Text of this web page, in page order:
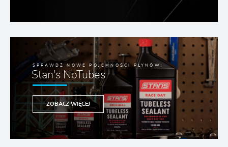
SPRAWDŹ NOWE POJEMNOŚCI PŁYNÓW:
Stan's NoTubes
ZOBACZ WIĘCEJ